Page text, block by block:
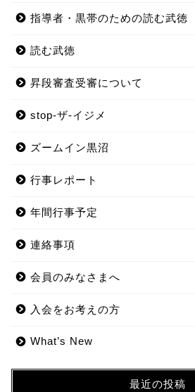
指導者・黒帯のための読む武徳
読む武徳
昇段審査受審について
stop-ザ-イジメ
ズームイン黒沼
行事レポート
年間行事予定
連絡事項
会員のみなさまへ
入会をお考えの方
What’s New
最近の投稿